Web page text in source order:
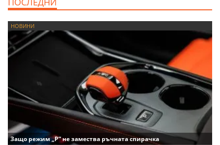
НОВИНИ
Защо режим „P“ не замества ръчната спирачка